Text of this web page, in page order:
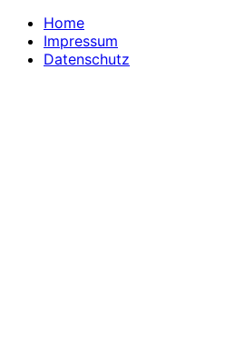
Home
Impressum
Datenschutz